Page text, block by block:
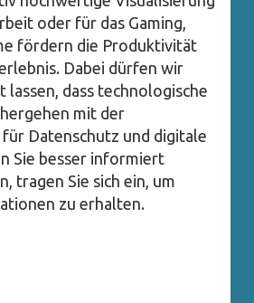
oder für das Gaming,
fördern die Produktivität
Dabei dürfen wir
lassen, dass technologische
mit der
Datenschutz und digitale
Sie besser informiert
tragen Sie sich ein, um
zu erhalten.